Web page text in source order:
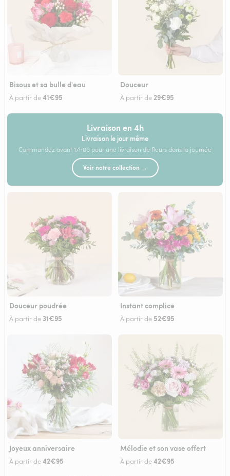
Bisous et sa bulle d'eau
À partir de41€95
Douceur
À partir de 29€95
Livraison en 4h
Livraison le jour même
Commandez avant 17h00 pour une livraison de fleurs dans la journée
Voir notre collection →
Douceur poudrée
À partir de 31€95
Instant complice
À partir de 52€95
Joyeux anniversaire
À partir de42€95
Mélodie et son vase offert
À partir de42€95